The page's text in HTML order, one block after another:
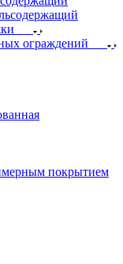
ограждений
покрытием